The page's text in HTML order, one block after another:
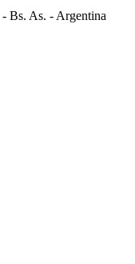
Bs. As. - Argentina